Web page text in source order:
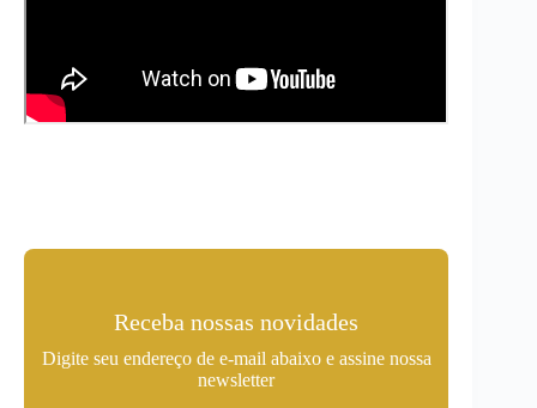
Receba nossas novidades
Digite seu endereço de e-mail abaixo e assine nossa
newsletter